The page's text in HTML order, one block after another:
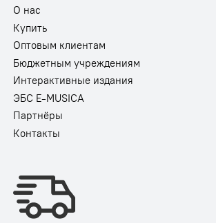
О нас
Купить
Оптовым клиентам
Бюджетным учреждениям
Интерактивные издания
ЭБС E-MUSICA
Партнёры
Контакты